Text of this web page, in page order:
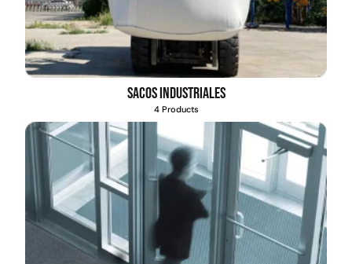
Sacos industriales
4 Products